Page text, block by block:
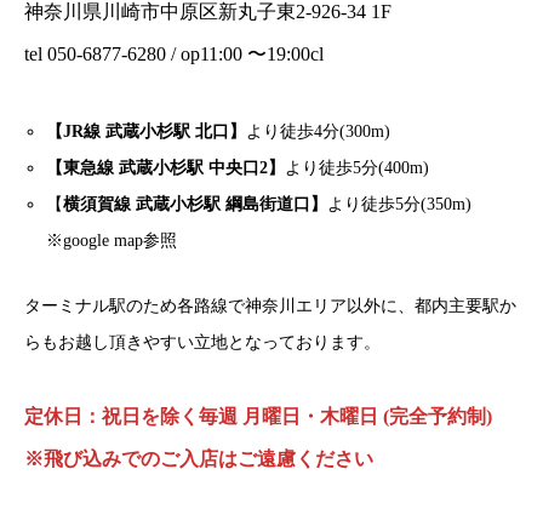
神奈川県川崎市中原区新丸子東2-926-34 1F
tel 050-6877-6280 / op11:00 〜19:00cl
【JR線 武蔵小杉駅 北口】 より徒歩4分(300m)
【東急線 武蔵小杉駅 中央口2】 より徒歩5分(400m)
【横須賀線 武蔵小杉駅 綱島街道口】 より徒歩5分(350m)
※google map参照
ターミナル駅のため各路線で神奈川エリア以外に、都内主要駅か
らもお越し頂きやすい立地となっております。
定休日：祝日を除く毎週 月曜日・木曜日 (完全予約制)
※飛び込みでのご入店はご遠慮ください